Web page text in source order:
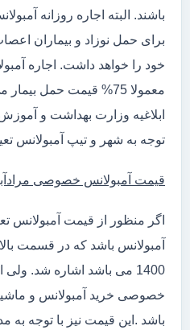
باشند. البته اجاره روزانه
برای حمل نوزاد و بیماران
خود را خواهد داشت. اجاره
معمولا 75% قیمت حمل
ابلاغیه وزارت بهداشت و
توجه به شهر و تیپ آمبولانس
قیمت آمبولانس خصوصی
اگر منظور از قیمت آمبولانس
آمبولانس باشد که در قسمت
1400 می باشد اشاره شد.
خصوصی خرید آمبولانس و
باشد .این قیمت نیز با توجه به